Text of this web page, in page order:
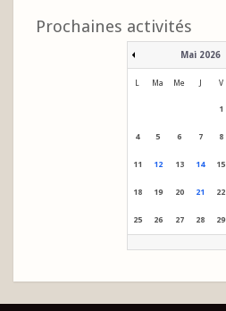
Prochaines activités
Mai 2026
Ma Me V
1
4 5 6 7 8
11 12 13 14 15
18 19 20 21 22
25 26 27 28 29